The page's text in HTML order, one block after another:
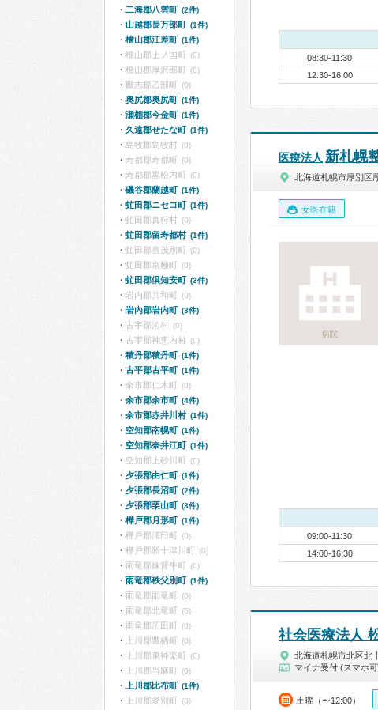
08:30-11:30
12:30-16:00
医療法人 新札幌
北海道札幌市厚別区
女医在籍
病院
09:00-11:30
14:00-16:30
社会医療法人
北海道札幌市北区北
マイナ受付 (スマホ
土曜（〜12:00）
二海郡八雲町 (2件)
山越郡長万部町 (1件)
檜山郡江差町 (1件)
檜山郡上ノ国町 (0)
檜山郡厚沢部町 (0)
爾志郡乙部町 (0)
奥尻郡奥尻町 (1件)
瀬棚郡今金町 (1件)
久遠郡せたな町 (1件)
島牧郡島牧村 (0)
寿都郡寿都町 (0)
寿都郡黒松内町 (0)
磯谷郡蘭越町 (1件)
虻田郡ニセコ町 (1件)
虻田郡真狩村 (0)
虻田郡留寿都村 (1件)
虻田郡喜茂別町 (0)
虻田郡京極町 (0)
虻田郡倶知安町 (3件)
岩内郡共和町 (0)
岩内郡岩内町 (3件)
古宇郡泊村 (0)
古宇郡神恵内村 (0)
積丹郡積丹町 (1件)
古平郡古平町 (1件)
余市郡仁木町 (0)
余市郡余市町 (4件)
余市郡赤井川村 (1件)
空知郡南幌町 (1件)
空知郡奈井江町 (1件)
空知郡上砂川町 (0)
夕張郡由仁町 (1件)
夕張郡長沼町 (2件)
夕張郡栗山町 (3件)
樺戸郡月形町 (1件)
樺戸郡浦臼町 (0)
樺戸郡新十津川町 (0)
雨竜郡妹背牛町 (0)
雨竜郡秩父別町 (1件)
雨竜郡雨竜町 (0)
雨竜郡北竜町 (0)
雨竜郡沼田町 (0)
上川郡鷹栖町 (0)
上川郡東神楽町 (0)
上川郡当麻町 (0)
上川郡比布町 (1件)
上川郡愛別町 (0)